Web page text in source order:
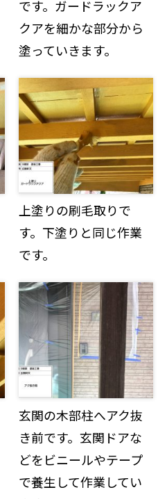
です。ガードラックア
クアを細かな部分から
塗っていきます。
上塗りの刷毛取りで
す。下塗りと同じ作業
です。
玄関の木部柱へアク抜
き前です。玄関ドアな
どをビニールやテープ
で養生して作業してい